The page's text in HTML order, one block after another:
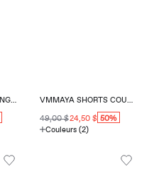
VMMENNY ROBE LONGUE COUPE RÉGULIÈRE COL CARRÉ VMMAYA SHORTS COUPE RÉGULIÈRE
49,00 $24,50 $ 50%
Couleurs (2)